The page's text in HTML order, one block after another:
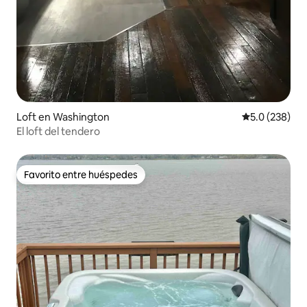
Loft en Washington Calificación
5.0 (238)
El loft del tendero
Favorito entre huéspedes
Favorito entre huéspedes